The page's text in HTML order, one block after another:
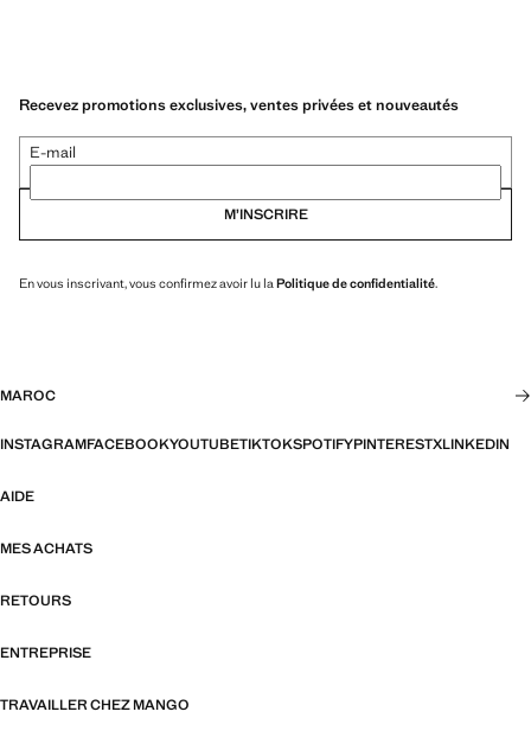
Recevez promotions exclusives, ventes privées et nouveautés
E-mail
M’INSCRIRE
En vous inscrivant, vous confirmez avoir lu laPolitique de confidentialité.
MAROC
INSTAGRAMFACEBOOKYOUTUBETIKTOKSPOTIFYPINTERESTXLINKEDIN
AIDE
MES ACHATS
RETOURS
ENTREPRISE
TRAVAILLER CHEZ MANGO